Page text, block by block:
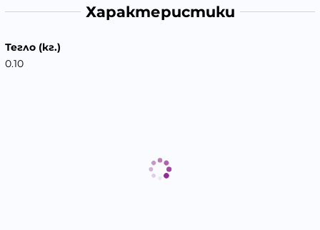
Характеристики
Тегло (кг.)
0.10